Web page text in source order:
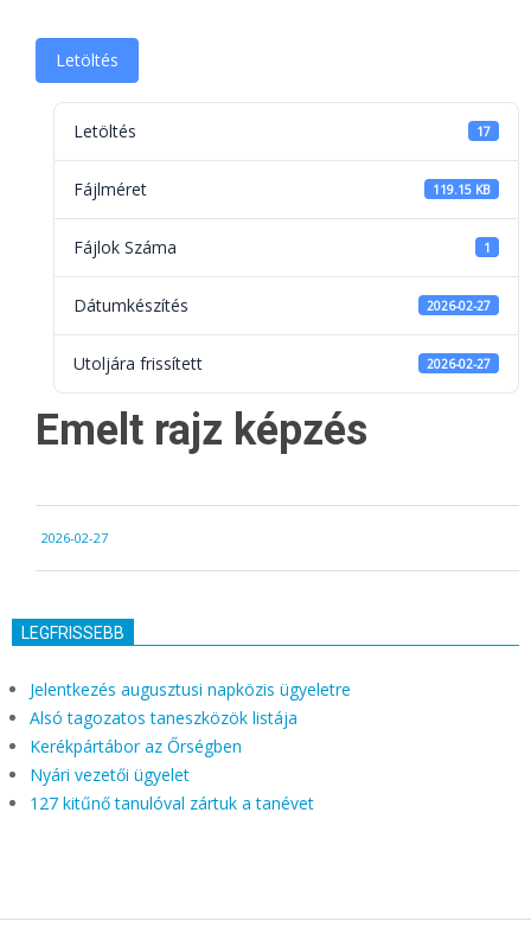
Letöltés
Letöltés 17
Fájlméret 119.15 KB
Fájlok Száma 1
Dátumkészítés 2026-02-27
Utoljára frissített 2026-02-27
Emelt rajz képzés
02-
27
2026-02-27
LEGFRISSEBB
Jelentkezés augusztusi napközis ügyeletre
Alsó tagozatos taneszközök listája
Kerékpártábor az Őrségben
Nyári vezetői ügyelet
127 kitűnő tanulóval zártuk a tanévet